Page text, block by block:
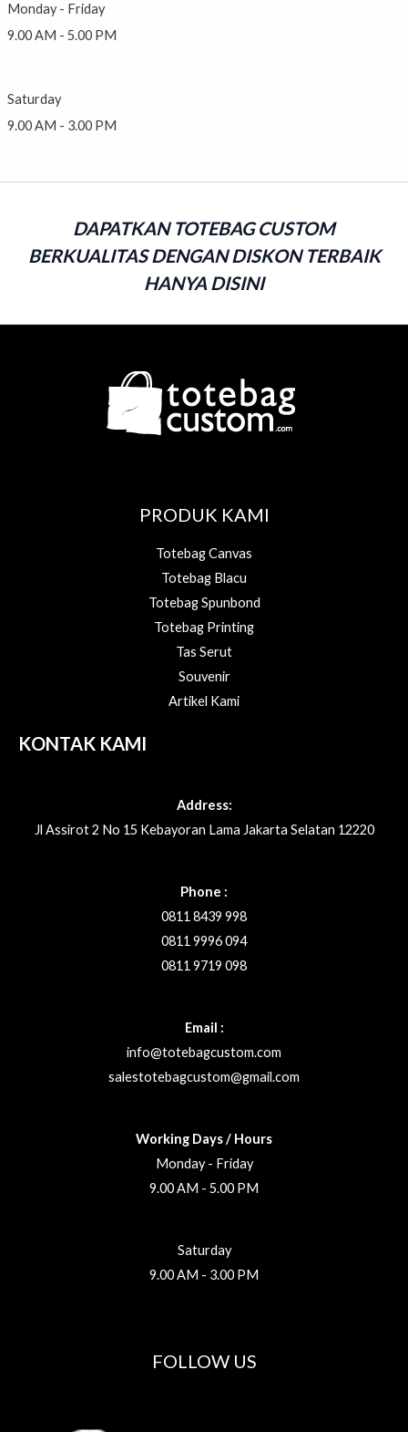
Monday - Friday
9.00 AM - 5.00 PM
Saturday
9.00 AM - 3.00 PM
DAPATKAN TOTEBAG CUSTOM
BERKUALITAS DENGAN DISKON TERBAIK
HANYA DISINI
PRODUK KAMI
Totebag Canvas
Totebag Blacu
Totebag Spunbond
Totebag Printing
Tas Serut
Souvenir
Artikel Kami
KONTAK KAMI
Address:
Jl Assirot 2 No 15 Kebayoran Lama Jakarta Selatan 12220
Phone :
0811 8439 998
0811 9996 094
0811 9719 098
Email :
info@totebagcustom.com
salestotebagcustom@gmail.com
Working Days / Hours
Monday - Friday
9.00 AM - 5.00 PM
Saturday
9.00 AM - 3.00 PM
FOLLOW US